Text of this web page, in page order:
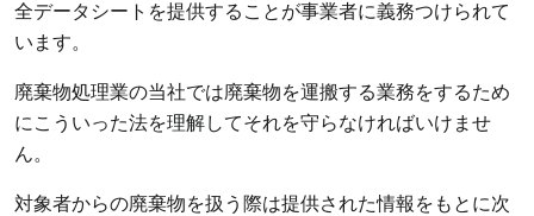
全データシートを提供することが事業者に義務つけられて
います。
廃棄物処理業の当社では廃棄物を運搬する業務をするため
にこういった法を理解してそれを守らなければいけませ
ん。
対象者からの廃棄物を扱う際は提供された情報をもとに次